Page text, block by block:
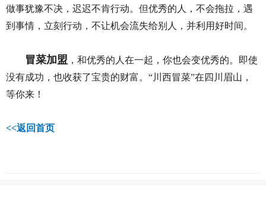
做事犹豫不决，迟迟不肯行动。但优秀的人，不会拖拉，遇
到事情，立刻行动，不让机会流失给别人，并利用好时间。
冒菜加盟 ，和优秀的人在一起，你也会变优秀的。即使
没有成功，也收获了宝贵的财富。“川西冒菜”在四川眉山，
等你来！
<<返回首页